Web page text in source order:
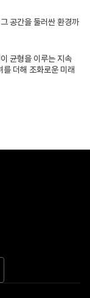
그 공간을 둘러싼 환경까
균형을 이루는 지속
를 더해 조화로운 미래